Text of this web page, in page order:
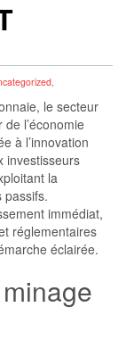
,
le secteur
l’économie
à l’innovation
investisseurs
la
passifs.
immédiat,
réglementaires
éclairée.